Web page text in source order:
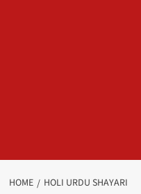
HOME HOLI URDU SHAYARI